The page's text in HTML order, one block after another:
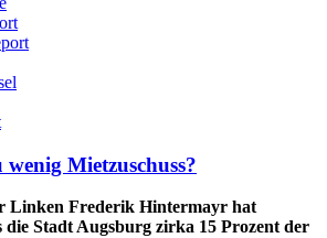
Mietzuschuss?
Linken Frederik Hintermayr hat
die Stadt Augsburg zirka 15 Prozent der